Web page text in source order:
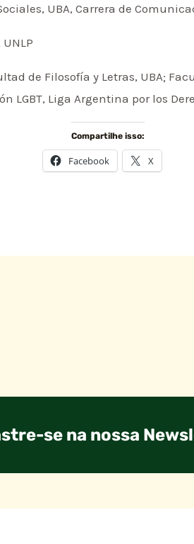
UBA, Carrera de
de Filosofía y Letras, UBA;
LGBT, Liga Argentina por los
Compartilhe isso:
Facebook X
se na nossa